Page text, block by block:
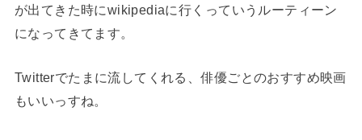
が出てきた時にwikipediaに行くっていうルーティーン
になってきてます。
Twitterでたまに流してくれる、俳優ごとのおすすめ映画
もいいっすね。